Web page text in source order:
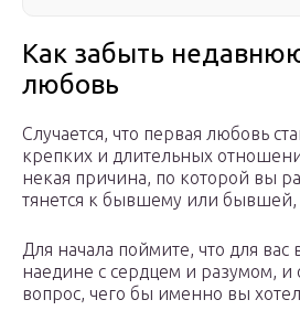
Как забыть
любовь
Случается, что первая любовь
крепких и длительных
некая причина, по которой вы
тянется к бывшему или бывшей,
Для начала поймите, что для вас
наедине с сердцем и разумом, и
вопрос, чего бы именно вы